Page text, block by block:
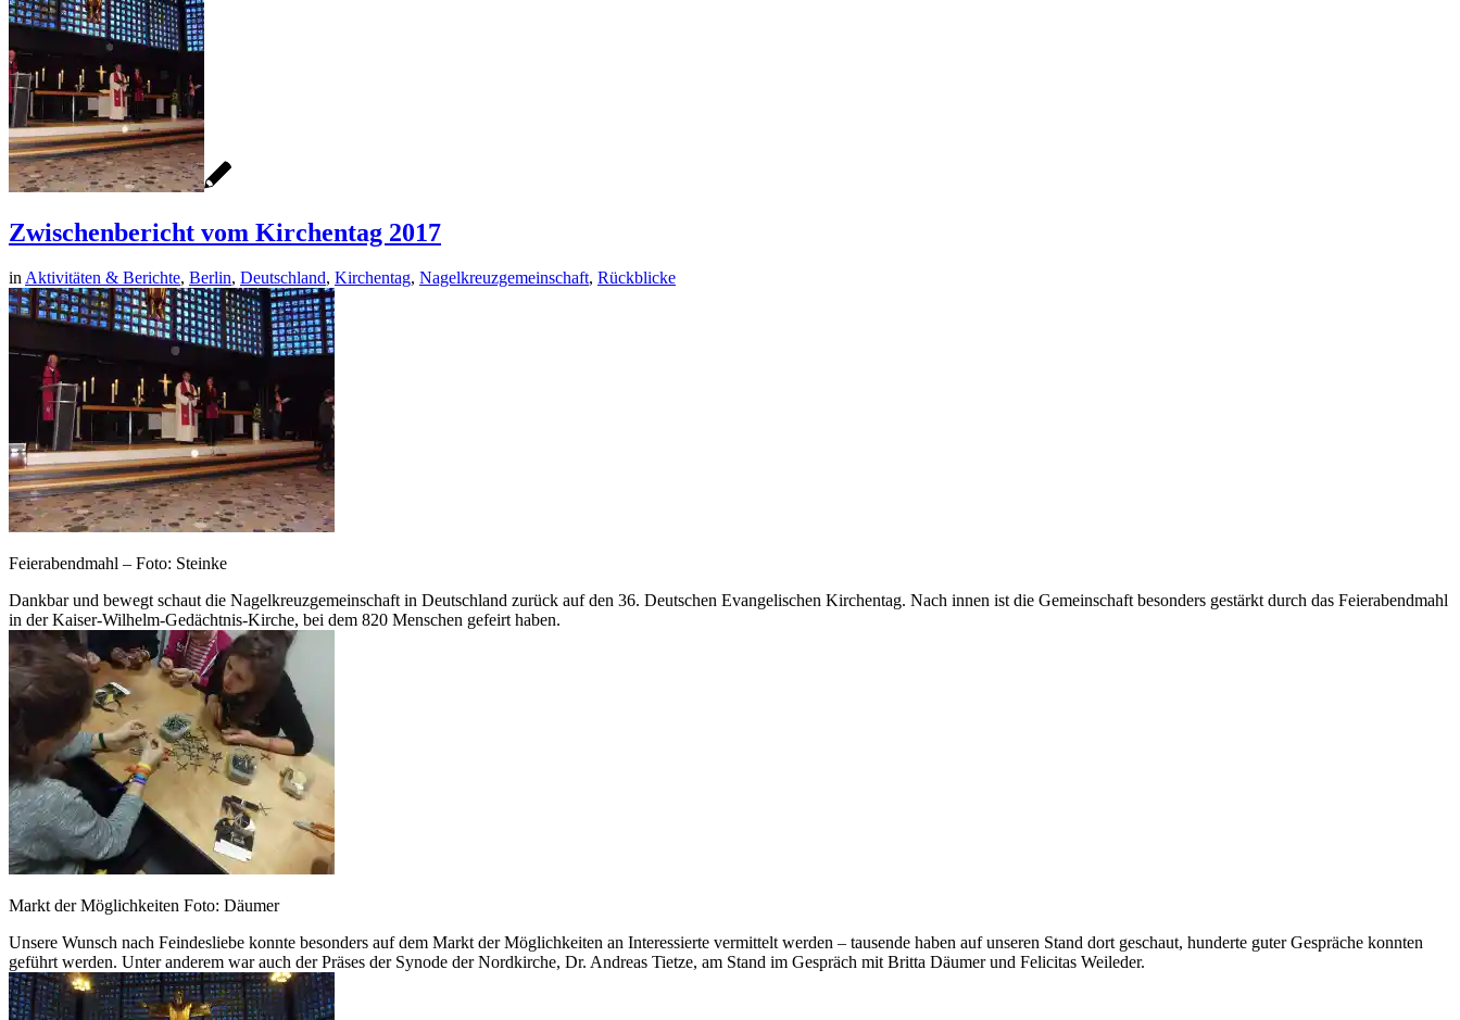
Zwischenbericht vom Kirchentag 2017
inAktivitäten & Berichte, Berlin, Deutschland, Kirchentag, Nagelkreuzgemeinschaft, Rückblicke
Feierabendmahl – Foto: Steinke
Dankbar und bewegt schaut die Nagelkreuzgemeinschaft in Deutschland zurück auf den 36. Deutschen Evangelischen Kirchentag. Nach innen ist die Gemeinschaft besonders gestärkt durch das Feierabendmahl
in der Kaiser-Wilhelm-Gedächtnis-Kirche, bei dem 820 Menschen gefeirt haben.
Markt der Möglichkeiten Foto: Däumer
Unsere Wunsch nach Feindesliebe konnte besonders auf dem Markt der Möglichkeiten an Interessierte vermittelt werden – tausende haben auf unseren Stand dort geschaut, hunderte guter Gespräche konnten
geführt werden. Unter anderem war auch der Präses der Synode der Nordkirche, Dr. Andreas Tietze, am Stand im Gespräch mit Britta Däumer und Felicitas Weileder.